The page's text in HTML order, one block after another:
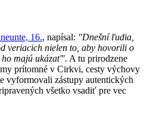
16., napísal: "Dnešní ľudia,
veriacich nielen to, aby hovorili o
majú ukázať". A tu prirodzene
prítomné v Cirkvi, cesty výchovy
vyformovali zástupy autentických
všetko vsadiť pre vec